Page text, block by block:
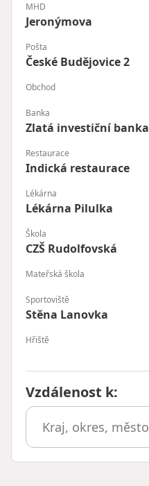
MHD
Jeronýmova
Pošta
České Budějovice 2
Obchod
Banka
Zlatá investiční banka
Restaurace
Indická restaurace
Lékárna
Lékárna Pilulka
Škola
CZŠ Rudolfovská
Mateřská škola
Sportoviště
Stěna Lanovka
Hřiště
Vzdálenost k: